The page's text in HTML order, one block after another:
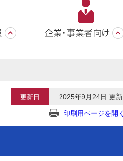
更新日 2025年9月24日 更新
印刷用ページを開く